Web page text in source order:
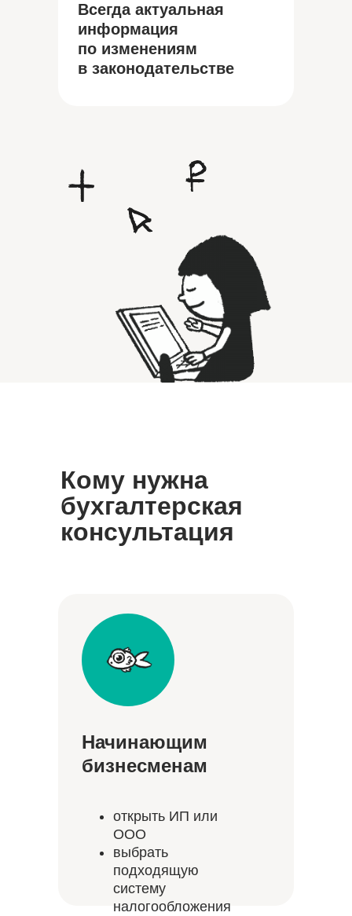
Всегда актуальная
информация
по изменениям
в законодательстве
Кому нужна
бухгалтерская
консультация
Начинающим
бизнесменам
открыть ИП или
ООО
выбрать
подходящую
систему
налогообложения